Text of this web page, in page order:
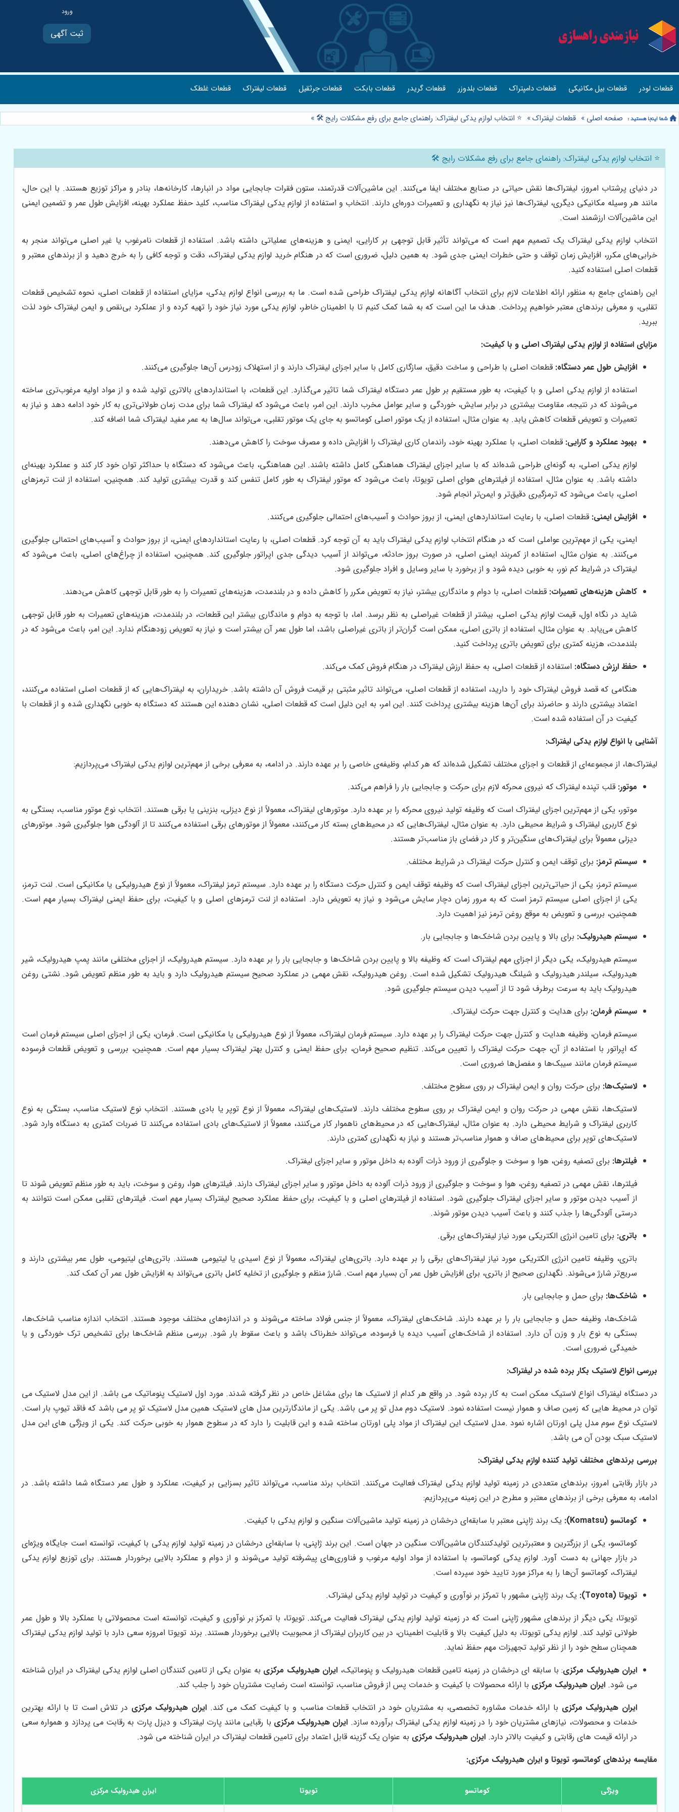
ثبت آگهی
قطعات لودر قطعات بیل مکانیکی قطعات دامپتراک قطعات بلدوزر قطعات گریدر قطعات بابکت قطعات جرثقیل قطعات لیفتراک قطعات غلطک
صفحه اصلی » قطعات لیفتراک» ⭐️ انتخاب لوازم یدکی لیفتراک: راهنمای جامع برای رفع مشکلات رایج 🛠️»
⭐️ انتخاب لوازم یدکی لیفتراک: راهنمای جامع برای رفع مشکلات رایج 🛠️
در دنیای پرشتاب امروز، لیفتراک‌ها نقش حیاتی در صنایع مختلف ایفا می‌کنند. این ماشین‌آلات قدرتمند، ستون فقرات جابجایی مواد در انبارها، کارخانه‌ها، بنادر و مراکز توزیع هستند. با این حال،
مانند هر وسیله مکانیکی دیگری، لیفتراک‌ها نیز نیاز به نگهداری و تعمیرات دوره‌ای دارند. انتخاب و استفاده از لوازم یدکی لیفتراک مناسب، کلید حفظ عملکرد بهینه، افزایش طول عمر و تضمین ایمنی
این ماشین‌آلات ارزشمند است.
انتخاب لوازم یدکی لیفتراک یک تصمیم مهم است که می‌تواند تأثیر قابل توجهی بر کارایی، ایمنی و هزینه‌های عملیاتی داشته باشد. استفاده از قطعات نامرغوب یا غیر اصلی می‌تواند منجر به
خرابی‌های مکرر، افزایش زمان توقف و حتی خطرات ایمنی جدی شود. به همین دلیل، ضروری است که در هنگام خرید لوازم یدکی لیفتراک، دقت و توجه کافی را به خرج دهید و از برندهای معتبر و
قطعات اصلی استفاده کنید.
این راهنمای جامع به منظور ارائه اطلاعات لازم برای انتخاب آگاهانه لوازم یدکی لیفتراک طراحی شده است. ما به بررسی انواع لوازم یدکی، مزایای استفاده از قطعات اصلی، نحوه تشخیص قطعات
تقلبی، و معرفی برندهای معتبر خواهیم پرداخت. هدف ما این است که به شما کمک کنیم تا با اطمینان خاطر، لوازم یدکی مورد نیاز خود را تهیه کرده و از عملکرد بی‌نقص و ایمن لیفتراک خود لذت
ببرید.
مزایای استفاده از لوازم یدکی لیفتراک اصلی و با کیفیت:
افزایش طول عمر دستگاه: قطعات اصلی با طراحی و ساخت دقیق، سازگاری کامل با سایر اجزای لیفتراک دارند و از استهلاک زودرس آن‌ها جلوگیری می‌کنند.
استفاده از لوازم یدکی اصلی و با کیفیت، به طور مستقیم بر طول عمر دستگاه لیفتراک شما تاثیر می‌گذارد. این قطعات، با استانداردهای بالاتری تولید شده و از مواد اولیه مرغوب‌تری ساخته
می‌شوند که در نتیجه، مقاومت بیشتری در برابر سایش، خوردگی و سایر عوامل مخرب دارند. این امر، باعث می‌شود که لیفتراک شما برای مدت زمان طولانی‌تری به کار خود ادامه دهد و نیاز به
تعمیرات و تعویض قطعات کاهش یابد. به عنوان مثال، استفاده از یک موتور اصلی کوماتسو به جای یک موتور تقلبی، می‌تواند سال‌ها به عمر مفید لیفتراک شما اضافه کند.
بهبود عملکرد و کارایی: قطعات اصلی، با عملکرد بهینه خود، راندمان کاری لیفتراک را افزایش داده و مصرف سوخت را کاهش می‌دهند.
لوازم یدکی اصلی، به گونه‌ای طراحی شده‌اند که با سایر اجزای لیفتراک هماهنگی کامل داشته باشند. این هماهنگی، باعث می‌شود که دستگاه با حداکثر توان خود کار کند و عملکرد بهینه‌ای
داشته باشد. به عنوان مثال، استفاده از فیلترهای هوای اصلی تویوتا، باعث می‌شود که موتور لیفتراک به طور کامل تنفس کند و قدرت بیشتری تولید کند. همچنین، استفاده از لنت ترمزهای
اصلی، باعث می‌شود که ترمزگیری دقیق‌تر و ایمن‌تر انجام شود.
افزایش ایمنی: قطعات اصلی، با رعایت استانداردهای ایمنی، از بروز حوادث و آسیب‌های احتمالی جلوگیری می‌کنند.
ایمنی، یکی از مهم‌ترین عواملی است که در هنگام انتخاب لوازم یدکی لیفتراک باید به آن توجه کرد. قطعات اصلی، با رعایت استانداردهای ایمنی، از بروز حوادث و آسیب‌های احتمالی جلوگیری
می‌کنند. به عنوان مثال، استفاده از کمربند ایمنی اصلی، در صورت بروز حادثه، می‌تواند از آسیب دیدگی جدی اپراتور جلوگیری کند. همچنین، استفاده از چراغ‌های اصلی، باعث می‌شود که
لیفتراک در شرایط کم نور، به خوبی دیده شود و از برخورد با سایر وسایل و افراد جلوگیری شود.
کاهش هزینه‌های تعمیرات: قطعات اصلی، با دوام و ماندگاری بیشتر، نیاز به تعویض مکرر را کاهش داده و در بلندمدت، هزینه‌های تعمیرات را به طور قابل توجهی کاهش می‌دهند.
شاید در نگاه اول، قیمت لوازم یدکی اصلی، بیشتر از قطعات غیراصلی به نظر برسد. اما، با توجه به دوام و ماندگاری بیشتر این قطعات، در بلندمدت، هزینه‌های تعمیرات به طور قابل توجهی
کاهش می‌یابد. به عنوان مثال، استفاده از باتری اصلی، ممکن است گران‌تر از باتری غیراصلی باشد، اما طول عمر آن بیشتر است و نیاز به تعویض زودهنگام ندارد. این امر، باعث می‌شود که در
بلندمدت، هزینه کمتری برای تعویض باتری پرداخت کنید.
حفظ ارزش دستگاه: استفاده از قطعات اصلی، به حفظ ارزش لیفتراک در هنگام فروش کمک می‌کند.
هنگامی که قصد فروش لیفتراک خود را دارید، استفاده از قطعات اصلی، می‌تواند تاثیر مثبتی بر قیمت فروش آن داشته باشد. خریداران، به لیفتراک‌هایی که از قطعات اصلی استفاده می‌کنند،
اعتماد بیشتری دارند و حاضرند برای آن‌ها هزینه بیشتری پرداخت کنند. این امر، به این دلیل است که قطعات اصلی، نشان دهنده این هستند که دستگاه به خوبی نگهداری شده و از قطعات با
کیفیت در آن استفاده شده است.
آشنایی با انواع لوازم یدکی لیفتراک:
لیفتراک‌ها، از مجموعه‌ای از قطعات و اجزای مختلف تشکیل شده‌اند که هر کدام، وظیفه‌ی خاصی را بر عهده دارند. در ادامه، به معرفی برخی از مهم‌ترین لوازم یدکی لیفتراک می‌پردازیم:
موتور: قلب تپنده لیفتراک که نیروی محرکه لازم برای حرکت و جابجایی بار را فراهم می‌کند.
موتور، یکی از مهم‌ترین اجزای لیفتراک است که وظیفه تولید نیروی محرکه را بر عهده دارد. موتورهای لیفتراک، معمولاً از نوع دیزلی، بنزینی یا برقی هستند. انتخاب نوع موتور مناسب، بستگی به
نوع کاربری لیفتراک و شرایط محیطی دارد. به عنوان مثال، لیفتراک‌هایی که در محیط‌های بسته کار می‌کنند، معمولاً از موتورهای برقی استفاده می‌کنند تا از آلودگی هوا جلوگیری شود. موتورهای
دیزلی معمولاً برای لیفتراک‌های سنگین‌تر و کار در فضای باز مناسب‌تر هستند.
سیستم ترمز: برای توقف ایمن و کنترل حرکت لیفتراک در شرایط مختلف.
سیستم ترمز، یکی از حیاتی‌ترین اجزای لیفتراک است که وظیفه توقف ایمن و کنترل حرکت دستگاه را بر عهده دارد. سیستم ترمز لیفتراک، معمولاً از نوع هیدرولیکی یا مکانیکی است. لنت ترمز،
یکی از اجزای اصلی سیستم ترمز است که به مرور زمان دچار سایش می‌شود و نیاز به تعویض دارد. استفاده از لنت ترمزهای اصلی و با کیفیت، برای حفظ ایمنی لیفتراک بسیار مهم است.
همچنین، بررسی و تعویض به موقع روغن ترمز نیز اهمیت دارد.
سیستم هیدرولیک: برای بالا و پایین بردن شاخک‌ها و جابجایی بار.
سیستم هیدرولیک، یکی دیگر از اجزای مهم لیفتراک است که وظیفه بالا و پایین بردن شاخک‌ها و جابجایی بار را بر عهده دارد. سیستم هیدرولیک، از اجزای مختلفی مانند پمپ هیدرولیک، شیر
هیدرولیک، سیلندر هیدرولیک و شیلنگ هیدرولیک تشکیل شده است. روغن هیدرولیک، نقش مهمی در عملکرد صحیح سیستم هیدرولیک دارد و باید به طور منظم تعویض شود. نشتی روغن
هیدرولیک باید به سرعت برطرف شود تا از آسیب دیدن سیستم جلوگیری شود.
سیستم فرمان: برای هدایت و کنترل جهت حرکت لیفتراک.
سیستم فرمان، وظیفه هدایت و کنترل جهت حرکت لیفتراک را بر عهده دارد. سیستم فرمان لیفتراک، معمولاً از نوع هیدرولیکی یا مکانیکی است. فرمان، یکی از اجزای اصلی سیستم فرمان است
که اپراتور با استفاده از آن، جهت حرکت لیفتراک را تعیین می‌کند. تنظیم صحیح فرمان، برای حفظ ایمنی و کنترل بهتر لیفتراک بسیار مهم است. همچنین، بررسی و تعویض قطعات فرسوده
سیستم فرمان مانند سیبک‌ها و مفصل‌ها ضروری است.
لاستیک‌ها: برای حرکت روان و ایمن لیفتراک بر روی سطوح مختلف.
لاستیک‌ها، نقش مهمی در حرکت روان و ایمن لیفتراک بر روی سطوح مختلف دارند. لاستیک‌های لیفتراک، معمولاً از نوع توپر یا بادی هستند. انتخاب نوع لاستیک مناسب، بستگی به نوع
کاربری لیفتراک و شرایط محیطی دارد. به عنوان مثال، لیفتراک‌هایی که در محیط‌های ناهموار کار می‌کنند، معمولاً از لاستیک‌های بادی استفاده می‌کنند تا ضربات کمتری به دستگاه وارد شود.
لاستیک‌های توپر برای محیط‌های صاف و هموار مناسب‌تر هستند و نیاز به نگهداری کمتری دارند.
فیلترها: برای تصفیه روغن، هوا و سوخت و جلوگیری از ورود ذرات آلوده به داخل موتور و سایر اجزای لیفتراک.
فیلترها، نقش مهمی در تصفیه روغن، هوا و سوخت و جلوگیری از ورود ذرات آلوده به داخل موتور و سایر اجزای لیفتراک دارند. فیلترهای هوا، روغن و سوخت، باید به طور منظم تعویض شوند تا
از آسیب دیدن موتور و سایر اجزای لیفتراک جلوگیری شود. استفاده از فیلترهای اصلی و با کیفیت، برای حفظ عملکرد صحیح لیفتراک بسیار مهم است. فیلترهای تقلبی ممکن است نتوانند به
درستی آلودگی‌ها را جذب کنند و باعث آسیب دیدن موتور شوند.
باتری: برای تامین انرژی الکتریکی مورد نیاز لیفتراک‌های برقی.
باتری، وظیفه تامین انرژی الکتریکی مورد نیاز لیفتراک‌های برقی را بر عهده دارد. باتری‌های لیفتراک، معمولاً از نوع اسیدی یا لیتیومی هستند. باتری‌های لیتیومی، طول عمر بیشتری دارند و
سریع‌تر شارژ می‌شوند. نگهداری صحیح از باتری، برای افزایش طول عمر آن بسیار مهم است. شارژ منظم و جلوگیری از تخلیه کامل باتری می‌تواند به افزایش طول عمر آن کمک کند.
شاخک‌ها: برای حمل و جابجایی بار.
شاخک‌ها، وظیفه حمل و جابجایی بار را بر عهده دارند. شاخک‌های لیفتراک، معمولاً از جنس فولاد ساخته می‌شوند و در اندازه‌های مختلف موجود هستند. انتخاب اندازه مناسب شاخک‌ها،
بستگی به نوع بار و وزن آن دارد. استفاده از شاخک‌های آسیب دیده یا فرسوده، می‌تواند خطرناک باشد و باعث سقوط بار شود. بررسی منظم شاخک‌ها برای تشخیص ترک خوردگی و یا
خمیدگی ضروری است.
بررسی انواع لاستیک بکار برده شده در لیفتراک:
در دستگاه لیفتراک انواع لاستیک ممکن است به کار برده شود. در واقع هر کدام از لاستیک ها برای مشاغل خاص در نظر گرفته شدند. مورد اول لاستیک پنوماتیک می باشد. از این مدل لاستیک می
توان در محیط هایی که زمین صاف و هموار نیست استفاده نمود. لاستیک دوم مدل تو پر می باشد. یکی از ماندگارترین مدل های لاستیک همین مدل لاستیک تو پر می باشد که فاقد تیوپ بار است.
لاستیک نوع سوم مدل پلی اورتان اشاره نمود .مدل لاستیک این لیفتراک از مواد پلی اورتان ساخته شده و این قابلیت را دارد که در سطوح هموار به خوبی حرکت کند. یکی از ویژگی های این مدل
لاستیک سبک بودن آن می باشد.
بررسی برندهای مختلف تولید کننده لوازم یدکی لیفتراک:
در بازار رقابتی امروز، برندهای متعددی در زمینه تولید لوازم یدکی لیفتراک فعالیت می‌کنند. انتخاب برند مناسب، می‌تواند تاثیر بسزایی بر کیفیت، عملکرد و طول عمر دستگاه شما داشته باشد. در
ادامه، به معرفی برخی از برندهای معتبر و مطرح در این زمینه می‌پردازیم:
کوماتسو (Komatsu):
یک برند ژاپنی معتبر با سابقه‌ای درخشان در زمینه تولید ماشین‌آلات سنگین و لوازم یدکی با کیفیت.
کوماتسو، یکی از بزرگترین و معتبرترین تولیدکنندگان ماشین‌آلات سنگین در جهان است. این برند ژاپنی، با سابقه‌ای درخشان در زمینه تولید لوازم یدکی با کیفیت، توانسته است جایگاه ویژه‌ای
در بازار جهانی به دست آورد. لوازم یدکی کوماتسو، با استفاده از مواد اولیه مرغوب و فناوری‌های پیشرفته تولید می‌شوند و از دوام و عملکرد بالایی برخوردار هستند. برای توزیع لوازم یدکی
لیفتراک، کوماتسو آن‌ها را به مراکز مورد تایید خود سپرده است.
تویوتا (Toyota):
یک برند ژاپنی مشهور با تمرکز بر نوآوری و کیفیت در تولید لوازم یدکی لیفتراک.
تویوتا، یکی دیگر از برندهای مشهور ژاپنی است که در زمینه تولید لوازم یدکی لیفتراک فعالیت می‌کند. تویوتا، با تمرکز بر نوآوری و کیفیت، توانسته است محصولاتی با عملکرد بالا و طول عمر
طولانی تولید کند. لوازم یدکی تویوتا، به دلیل کیفیت بالا و قابلیت اطمینان، در بین کاربران لیفتراک از محبوبیت بالایی برخوردار هستند. برند تویوتا امروزه سعی دارد با تولید لوازم یدکی لیفتراک
همچنان سطح خود را از نظر تولید تجهیزات مهم حفظ نماید.
ایران هیدرولیک مرکزی: با سابقه ای درخشان در زمینه تامین قطعات هیدرولیک و پنوماتیک، ایران هیدرولیک مرکزی به عنوان یکی از تامین کنندگان اصلی لوازم یدکی لیفتراک در ایران شناخته
می شود. ایران هیدرولیک مرکزی با ارائه محصولات با کیفیت و خدمات پس از فروش مناسب، توانسته است رضایت مشتریان خود را جلب کند.
ایران هیدرولیک مرکزی با ارائه خدمات مشاوره تخصصی، به مشتریان خود در انتخاب قطعات مناسب و با کیفیت کمک می کند.ایران هیدرولیک مرکزی در تلاش است تا با ارائه بهترین
خدمات و محصولات، نیازهای مشتریان خود را در زمینه لوازم یدکی لیفتراک برآورده سازد. ایران هیدرولیک مرکزی با رقبایی مانند پارت لیفتراک و دیزل پارت به رقابت می پردازد و همواره سعی
در ارائه قیمت های رقابتی و کیفیت بالاتر دارد. ایران هیدرولیک مرکزی به عنوان یک گزینه قابل اعتماد برای تامین قطعات لیفتراک در ایران شناخته می شود.
مقایسه برندهای کوماتسو، تویوتا و ایران هیدرولیک مرکزی:
ویژگی کوماتسو تویوتا ایران هیدرولیک مرکزی